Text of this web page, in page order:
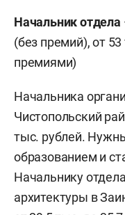
Начальник отдела
(без премий), от
премиями)
Начальника
Чистопольский
тыс. рублей.
образованием и
Начальнику
архитектуры в